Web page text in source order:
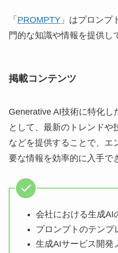
「 PROMPTY」はプロンプ
門的な知識や情報を提供し
掲載コンテンツ
Generative AI技術に特化し
として、最新のトレンドや
などを提供することで、エ
要な情報を効率的に入手で
会社における生成AI
プロンプトのテンプ
生成AIサービス開発